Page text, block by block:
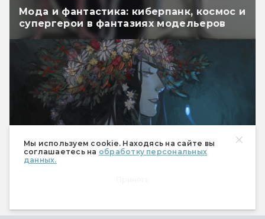
Мы используем cookie. Находясь на сайте вы
соглашаетесь на обработку персональных
данных.
Мода и фантастика: киберпанк, космос и
супергерои в фантазиях модельеров